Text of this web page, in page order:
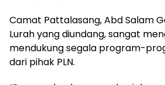
Camat Pattalasang, Abd Salam
Lurah yang diundang, sangat
mendukung segala program-
dari pihak PLN.